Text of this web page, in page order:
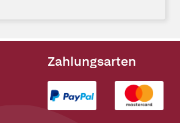
Zahlungsarten